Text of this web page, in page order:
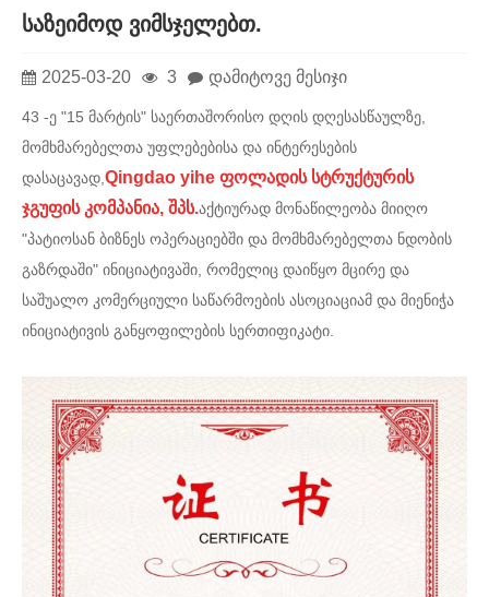
საზეიმოდ ვიმსჯელებთ.
2025-03-20 3 დამიტოვე მესიჯი
43 -ე "15 მარტის" საერთაშორისო დღის დღესასწაულზე,
მომხმარებელთა უფლებებისა და ინტერესების
დასაცავად, Qingdao yihe ფოლადის სტრუქტურის
ჯგუფის კომპანია, შპს.აქტიურად მონაწილეობა მიიღო
"პატიოსან ბიზნეს ოპერაციებში და მომხმარებელთა ნდობის
გაზრდაში" ინიციატივაში, რომელიც დაიწყო მცირე და
საშუალო კომერციული საწარმოების ასოციაციამ და მიენიჭა
ინიციატივის განყოფილების სერთიფიკატი.